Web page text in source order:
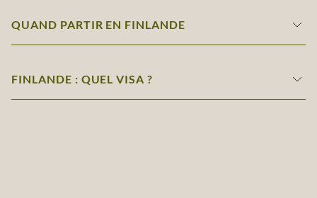
QUAND PARTIR EN FINLANDE
FINLANDE : QUEL VISA ?